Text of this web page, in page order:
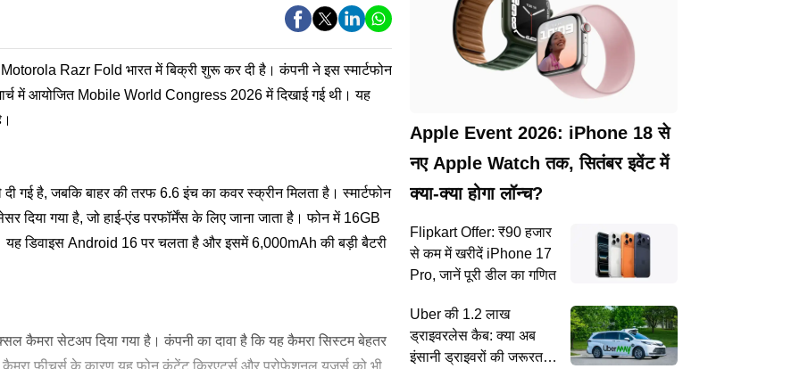
Razr Fold भारत में बिक्री शुरू कर दी है। कंपनी ने इस स्मार्टफोन
में आयोजित Mobile World Congress 2026 में दिखाई गई थी। यह
गई है, जबकि बाहर की तरफ 6.6 इंच का कवर स्क्रीन मिलता है। स्मार्टफोन
गया है, जो हाई-एंड परफॉर्मेंस के लिए जाना जाता है। फोन में 16GB
डिवाइस Android 16 पर चलता है और इसमें 6,000mAh की बड़ी बैटरी
कैमरा सेटअप दिया गया है। कंपनी का दावा है कि यह कैमरा सिस्टम बेहतर
Apple Event 2026: iPhone 18 से
नए Apple Watch तक, सितंबर इवेंट में
क्या-क्या होगा लॉन्च?
Flipkart Offer: ₹90 हजार
से कम में खरीदें iPhone 17
Pro, जानें पूरी डील का गणित
Uber की 1.2 लाख
ड्राइवरलेस कैब: क्या अब
इंसानी ड्राइवरों की जरूरत